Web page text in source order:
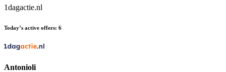
1dagactie.nl
Today’s active offers: 6
Antonioli